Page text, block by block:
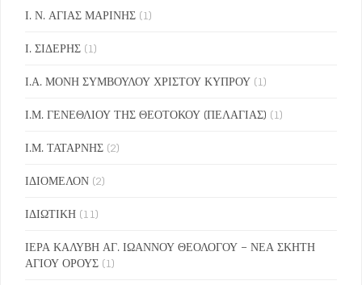
Ι. Ν. ΑΓΙΑΣ ΜΑΡΙΝΗΣ (1)
Ι. ΣΙΔΕΡΗΣ (1)
Ι.Α. ΜΟΝΗ ΣΥΜΒΟΥΛΟΥ ΧΡΙΣΤΟΥ ΚΥΠΡΟΥ (1)
Ι.Μ. ΓΕΝΕΘΛΙΟΥ ΤΗΣ ΘΕΟΤΟΚΟΥ (ΠΕΛΑΓΙΑΣ) (1)
Ι.Μ. ΤΑΤΑΡΝΗΣ (2)
ΙΔΙΟΜΕΛΟΝ (2)
ΙΔΙΩΤΙΚΗ (11)
ΙΕΡΑ ΚΑΛΥΒΗ ΑΓ. ΙΩΑΝΝΟΥ ΘΕΟΛΟΓΟΥ – ΝΕΑ ΣΚΗΤΗ
ΑΓΙΟΥ ΟΡΟΥΣ (1)